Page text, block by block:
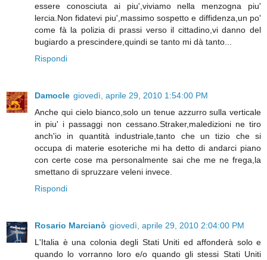
essere conosciuta ai piu',viviamo nella menzogna piu'
lercia.Non fidatevi piu',massimo sospetto e diffidenza,un po'
come fà la polizia di prassi verso il cittadino,vi danno del
bugiardo a prescindere,quindi se tanto mi dà tanto...
Rispondi
Damocle giovedì, aprile 29, 2010 1:54:00 PM
Anche qui cielo bianco,solo un tenue azzurro sulla verticale
in piu' i passaggi non cessano.Straker,maledizioni ne tiro
anch'io in quantità industriale,tanto che un tizio che si
occupa di materie esoteriche mi ha detto di andarci piano
con certe cose ma personalmente sai che me ne frega,la
smettano di spruzzare veleni invece.
Rispondi
Rosario Marcianò giovedì, aprile 29, 2010 2:04:00 PM
L'Italia è una colonia degli Stati Uniti ed affonderà solo e
quando lo vorranno loro e/o quando gli stessi Stati Uniti